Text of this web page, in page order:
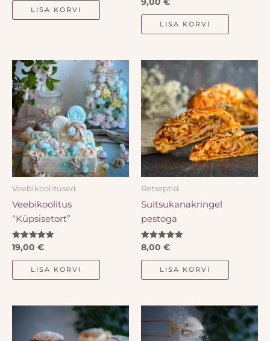
LISA KORVI
5.00
/ 5
LISA KORVI
Veebikoolitused
Veebikoolitus
“Küpsisetort”
Hinnanguga
5.00
/ 5
19,00 €
LISA KORVI
Retseptid
Suitsukanakringel
pestoga
Hinnanguga
5.00
/ 5
8,00 €
LISA KORVI